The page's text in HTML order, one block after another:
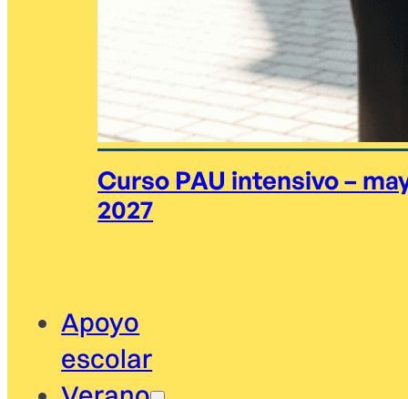
Curso PAU intensivo –
2027
Apoyo
escolar